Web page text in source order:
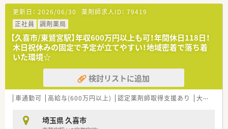
【法人特徴について】
■大阪を拠点に埼玉や神奈川など広域で展開しており、地域密着
型のかかりつけ薬局を目指している法人です。
■社長がＭＲ出身ということもあり、蓄積された豊富な情報をも
とに独立開業の支援も積極的に行っています。
■かかりつけ薬剤師のノルマは一切設けず、患者様ファーストの
考え方を全店舗で共有して運営しています。
【勤務実態について】
■社労士が一人ひとりの勤務状況を厳密に管理しており、不必要
な残業が発生しないよう工夫されています。
給休暇や産育休も取得しやすい環境です。
■夜間の時間帯に勤務できるパートの方も募集しており、それぞ
更新日： 2026/06/30 薬剤師求人ID： 79419
正社員
調剤薬局
【久喜市/東鷲宮駅】年収600万円以上も可！年間休日118日！
木日祝休みの固定で予定が立てやすい！地域密着で落ち着
いた環境☆
検討リストに追加
車通勤可 高給与(600万円以上) 認定薬剤師取得支援あり 大手チェーン以外
埼玉県 久喜市